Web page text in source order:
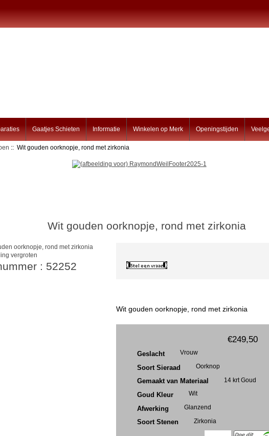
Gaatjes Schieten Informatie Winkelen op Merk Openingstijden
:: Wit gouden oorknopje, rond met zirkonia
Wit gouden oorknopje, rond met zirkonia
vergroten
: 52252
Wit gouden oorknopje, rond met zirkonia
€249,50
Geslacht Vrouw
Soort Sieraad Oorknop
Gemaakt van Materiaal 14 krt Goud
Goud Kleur Wit
Afwerking Glanzend
Soort Stenen Zirkonia